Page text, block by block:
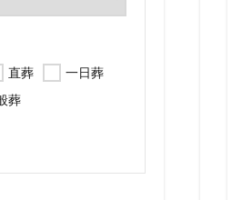
直葬
一日葬
葬